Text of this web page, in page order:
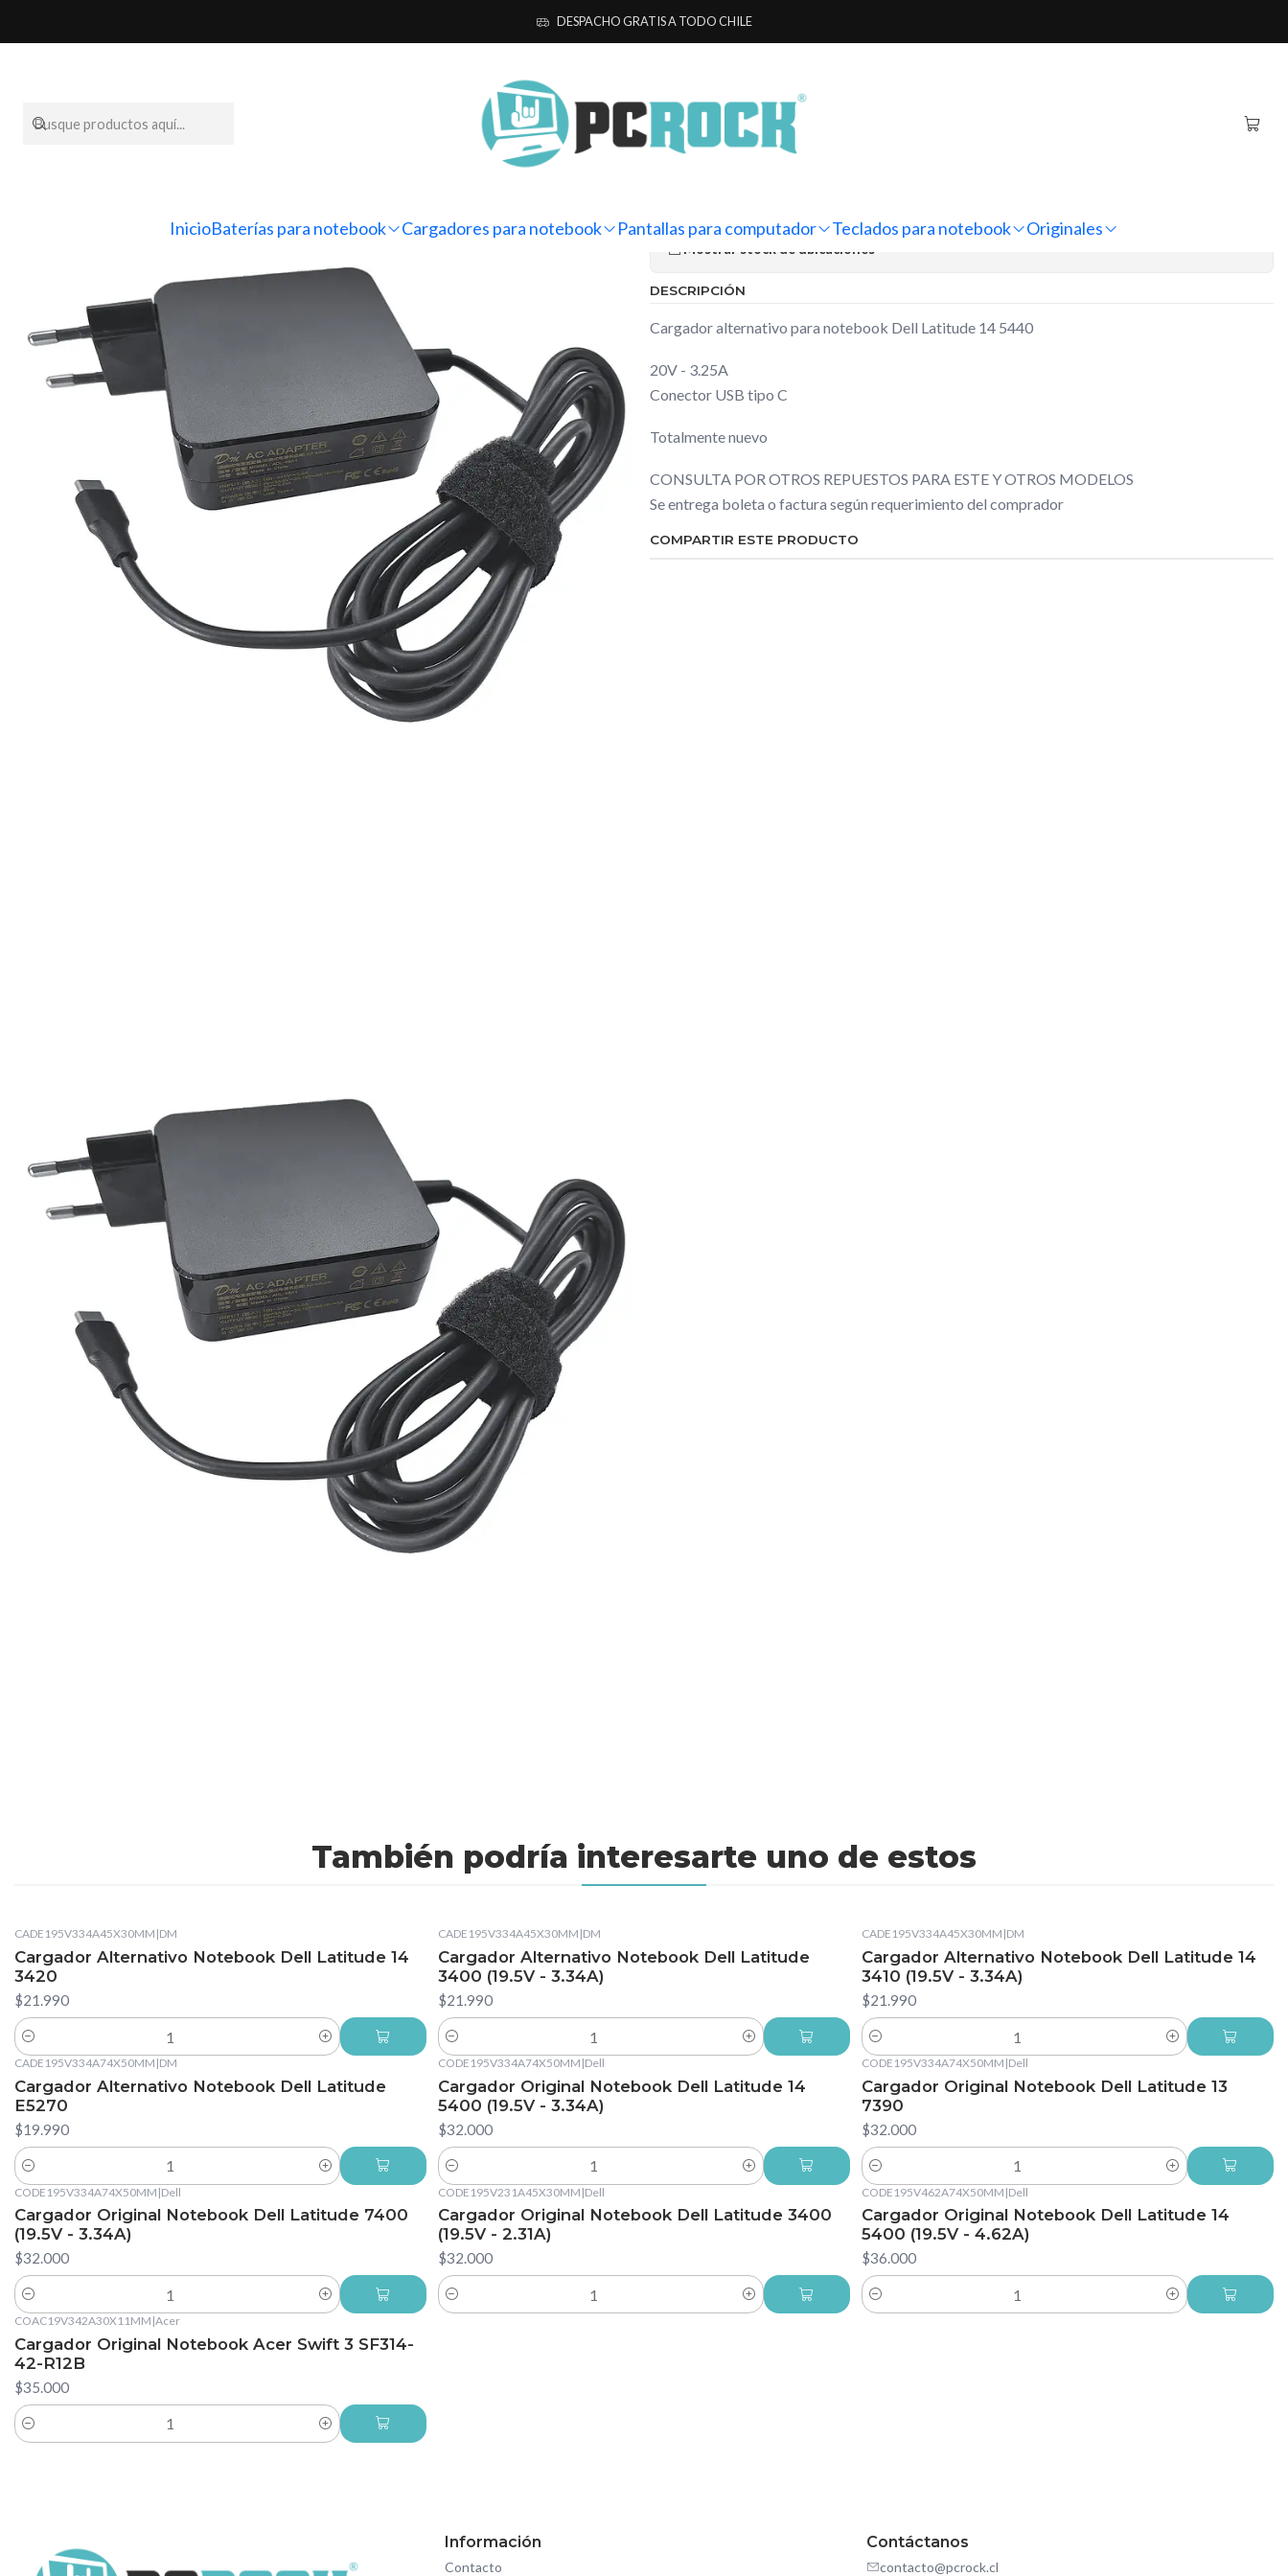
InicioBaterías para notebook Cargadores para notebook Pantallas para computador Teclados para notebook Originales
DESPACHO GRATIS A TODO CHILE
Alternativos Dell Cargador Alternativo Notebook Dell Latitude 14 5440
Cargador Alternativo Notebook Dell
Latitude 14 5440
Mostrar stock de ubicaciones
DESCRIPCIÓN
Cargador alternativo para notebook Dell Latitude 14 5440
20V - 3.25A
Conector USB tipo C
Totalmente nuevo
CONSULTA POR OTROS REPUESTOS PARA ESTE Y OTROS MODELOS
Se entrega boleta o factura según requerimiento del comprador
COMPARTIR ESTE PRODUCTO
También podría interesarte uno de estos
CADE195V334A45X30MM |DM
Cargador Alternativo Notebook Dell Latitude 14
3420
$21.990
Cantidad
CADE195V334A45X30MM |DM
Cargador Alternativo Notebook Dell Latitude
3400 (19.5V - 3.34A)
$21.990
Cantidad
CADE195V334A45X30MM |DM
Cargador Alternativo Notebook Dell Latitude 14
3410 (19.5V - 3.34A)
$21.990
Cantidad
CADE195V334A74X50MM |DM
Cargador Alternativo Notebook Dell Latitude
E5270
$19.990
Cantidad
CODE195V334A74X50MM |Dell
Cargador Original Notebook Dell Latitude 14
5400 (19.5V - 3.34A)
$32.000
Cantidad
CODE195V334A74X50MM |Dell
Cargador Original Notebook Dell Latitude 13
7390
$32.000
Cantidad
CODE195V334A74X50MM |Dell
Cargador Original Notebook Dell Latitude 7400
(19.5V - 3.34A)
$32.000
Cantidad
CODE195V231A45X30MM |Dell
Cargador Original Notebook Dell Latitude 3400
(19.5V - 2.31A)
$32.000
Cantidad
CODE195V462A74X50MM |Dell
Cargador Original Notebook Dell Latitude 14
5400 (19.5V - 4.62A)
$36.000
Cantidad
COAC19V342A30X11MM |Acer
Cargador Original Notebook Acer Swift 3 SF314-
42-R12B
$35.000
Cantidad
Información
Contacto
Contáctanos
contacto@pcrock.cl